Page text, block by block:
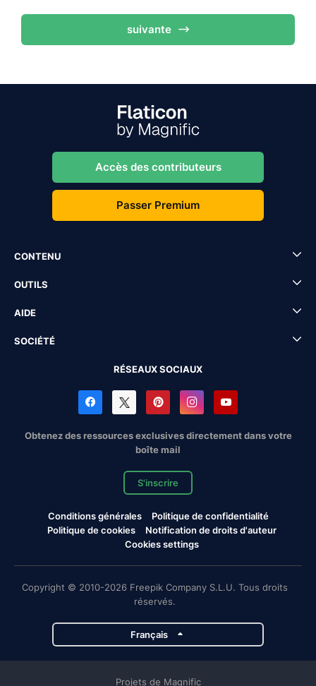
suivante
Accès des contributeurs
Passer Premium
CONTENU
OUTILS
AIDE
SOCIÉTÉ
RÉSEAUX SOCIAUX
Obtenez des ressources exclusives directement dans votre
boîte mail
S'inscrire
Conditions générales
Politique de confidentialité
Politique de cookies
Notification de droits d'auteur
Cookies settings
Copyright © 2010-2026 Freepik Company S.L.U. Tous droits
réservés.
Français
Projets de Magnific